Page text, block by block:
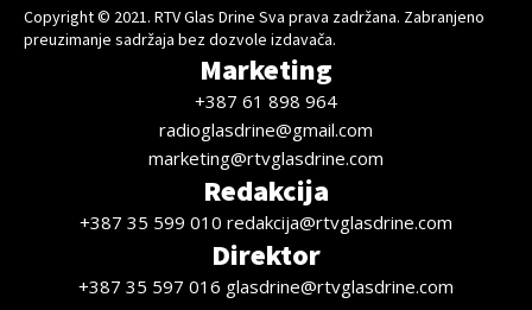
Copyright © 2021. RTV Glas Drine Sva prava zadržana. Zabranjeno
preuzimanje sadržaja bez dozvole izdavača.
Marketing
+387 61 898 964
radioglasdrine@gmail.com
marketing@rtvglasdrine.com
Redakcija
+387 35 599 010 redakcija@rtvglasdrine.com
Direktor
+387 35 597 016 glasdrine@rtvglasdrine.com